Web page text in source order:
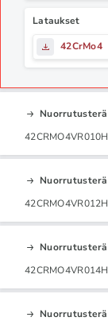
Lataukset
42CrMo4